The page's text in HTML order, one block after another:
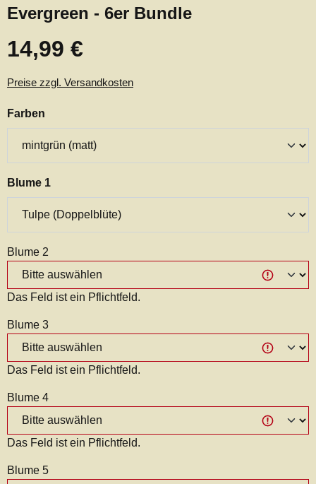
Evergreen - 6er Bundle
Regulärer Preis:
14,99 €
Preise zzgl. Versandkosten
Farben
Blume 1
Blume 2
Das Feld ist ein Pflichtfeld.
Blume 3
Das Feld ist ein Pflichtfeld.
Blume 4
Das Feld ist ein Pflichtfeld.
Blume 5